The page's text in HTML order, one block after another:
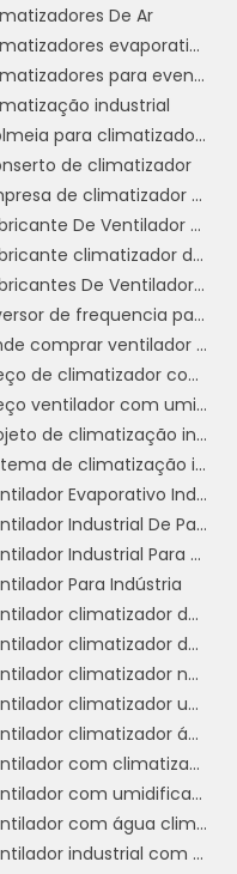
com
uma tarefa
de opções
No entanto, ao
chave, você pode
atenda às suas
Aqui estão
na escolha:
Verifique
em litros por hora.
são mais
enquanto
para espaços
Considere o
utilizado. Se você
entre diferentes
portátil e leve.
pode ser mais
Analise as
controle remoto,
operação. Esses
comodidade e
do equipamento.
Verifique a
ventilador com
De Ar
Climatizadores evaporativos
Climatizadores para eventos
industrial
Colmeia para climatizador preço
de climatizador
Empresa de climatizador evaporativo
Fabricante De Ventilador Climatizador Umidificador
Fabricante climatizador de ar
Fabricantes De Ventiladores Industriais
Inversor de frequencia para climatizador
Onde comprar ventilador climatizador em sp
Preço de climatizador com névoa
Preço ventilador com umidificador
Projeto de climatização industrial
Sistema de climatização industrial
Ventilador Evaporativo Industrial
Ventilador Industrial De Parede
Ventilador Industrial Para Galpão
Para Indústria
Ventilador climatizador de ar
Ventilador climatizador de parede
Ventilador climatizador nebulizador aspersor de água
Ventilador climatizador umidificador industrial
Ventilador climatizador água
Ventilador com climatizador de água
Ventilador com umidificador
Ventilador com água climatizador
Ventilador industrial com umidificador